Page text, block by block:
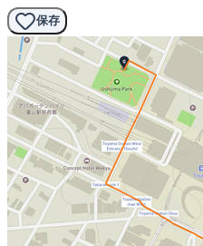
保存